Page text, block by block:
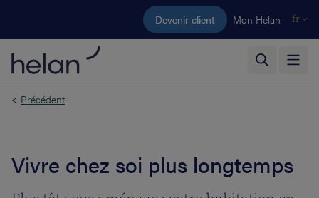
Aller au contenu principal
Devenir client Mon Helan fr
< Précédent
Vivre chez soi plus longtemps